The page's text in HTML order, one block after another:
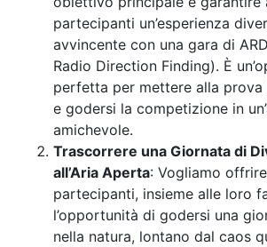
partecipanti un’esperienza
avvincente con una gara di
Radio Direction Finding). È
perfetta per mettere alla
e godersi la competizione in
amichevole.
Trascorrere una Giornata di
all’Aria Aperta: Vogliamo
partecipanti, insieme alle loro
l’opportunità di godersi una
nella natura, lontano dal caos